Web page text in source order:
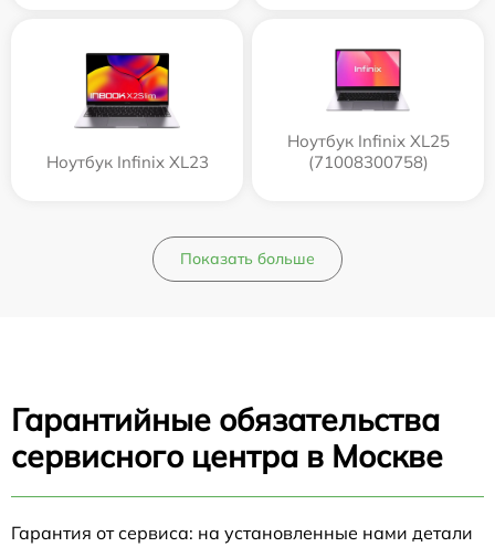
Ноутбук Infinix XL23
Ноутбук Infinix XL25
(71008300758)
Показать больше
Гарантийные обязательства
сервисного центра в Москве
Гарантия от сервиса: на установленные нами детали